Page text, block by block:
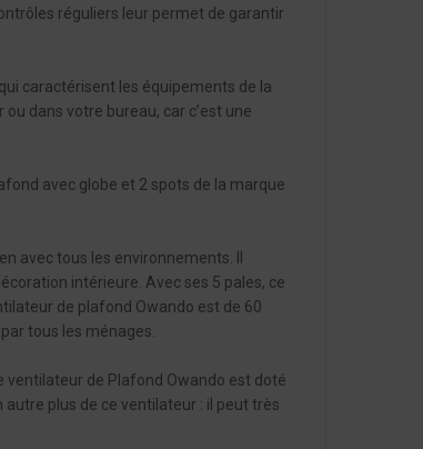
réguliers leur permet de garantir
caractérisent les équipements de la
dans votre bureau, car c’est une
avec globe et 2 spots de la marque
avec tous les environnements. Il
intérieure. Avec ses 5 pales, ce
de plafond Owando est de 60
tous les ménages.
ventilateur de Plafond Owando est doté
plus de ce ventilateur : il peut très